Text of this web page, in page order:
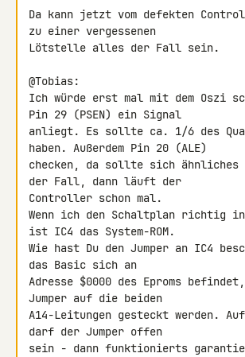
Da kann jetzt vom defekten
zu einer vergessenen
Lötstelle alles der Fall sein.
@Tobias:
Ich würde erst mal mit dem Oszi
Pin 29 (PSEN) ein Signal
anliegt. Es sollte ca. 1/6 des
haben. Außerdem Pin 20 (ALE)
checken, da sollte sich
der Fall, dann läuft der
Controller schon mal.
Wenn ich den Schaltplan richtig
ist IC4 das System-ROM.
Wie hast Du den Jumper an IC4
das Basic sich an
Adresse $0000 des Eproms
Jumper auf die beiden
A14-Leitungen gesteckt werden.
darf der Jumper offen
sein - dann funktionierts